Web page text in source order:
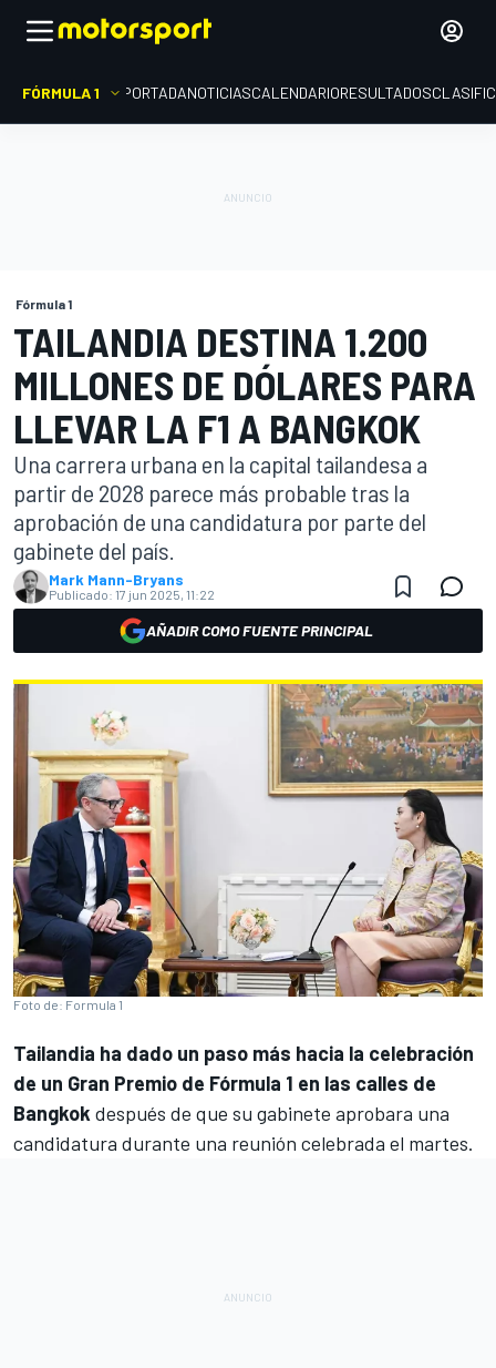
FÓRMULA 1 PORTADANOTICIASCALENDARIORESULTADOS
Fórmula 1
TAILANDIA DESTINA 1.200
MILLONES DE DÓLARES PARA
LLEVAR LA F1 A BANGKOK
Una carrera urbana en la capital tailandesa a
partir de 2028 parece más probable tras la
aprobación de una candidatura por parte del
gabinete del país.
Mark Mann-Bryans
Publicado: 17 jun 2025, 11:22
AÑADIR COMO FUENTE PRINCIPAL
Foto de: Formula 1
Tailandia ha dado un paso más hacia la celebración
de un Gran Premio de Fórmula 1 en las calles de
Bangkok después de que su gabinete aprobara una
candidatura durante una reunión celebrada el martes.